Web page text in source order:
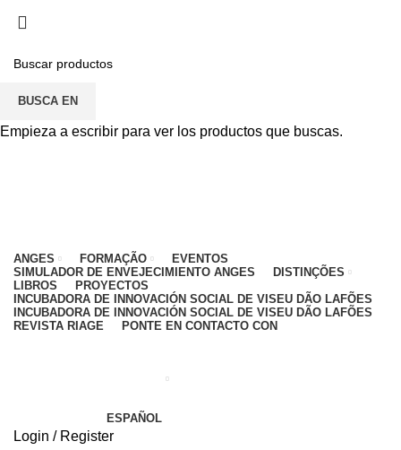
CON: CENTRO EDUCATIVO - 912 092 520 | GENERAL -
911 997 434 (CHAMADA PARA REDE MÓVEL
ANGES FORMAÇÃO
EVENTOS
SIMULADOR DE ENVEJECIMIENTO ANGES
DISTINÇÕES
LIBROS
PROYECTOS
INCUBADORA DE INNOVACIÓN SOCIAL DE VISEU DÃO LAFÕES
INCUBADORA DE INNOVACIÓN SOCIAL DE VISEU DÃO LAFÕES
REVISTA RIAGE
PONTE EN CONTACTO CON
ESPAÑOL
Login / Register
BUSCA EN
Empieza a escribir para ver los productos que buscas.